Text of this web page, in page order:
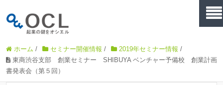
ホーム / セミナー開催情報 / 2019年セミナー情報 /
東商渋谷支部 創業セミナー SHIBUYA ベンチャー予備校 創業計画
書発表会（第５回）